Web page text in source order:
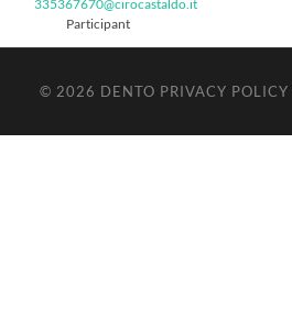
335367670@cirocastaldo.it
Participant
© 2026 DENTO PRIVACY POLICY